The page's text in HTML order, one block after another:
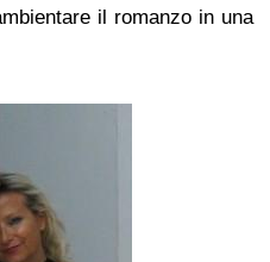
il romanzo in una